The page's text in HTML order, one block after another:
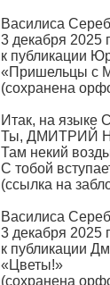
Василиса
3 декабря 2025
к публикации
«Пришельцы с
(сохранена
Итак, на языке
Ты, ДМИТРИЙ
Там некий
С тобой
(ссылка на
Василиса
3 декабря 2025
к публикации
«Цветы!»
(сохранена